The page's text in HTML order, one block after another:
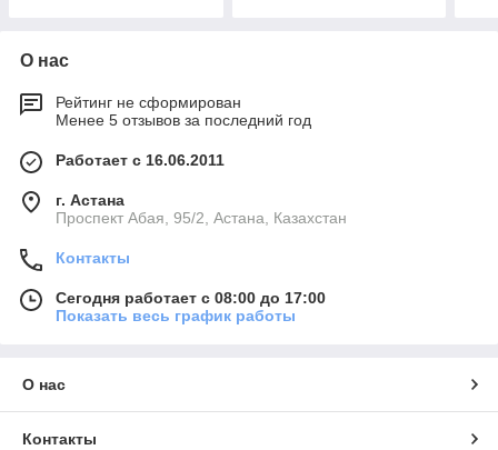
О нас
Рейтинг не сформирован
Менее 5 отзывов за последний год
Работает с 16.06.2011
г. Астана
​Проспект Абая, 95/2, Астана, Казахстан
Контакты
Сегодня работает с 08:00 до 17:00
Показать весь график работы
О нас
Контакты